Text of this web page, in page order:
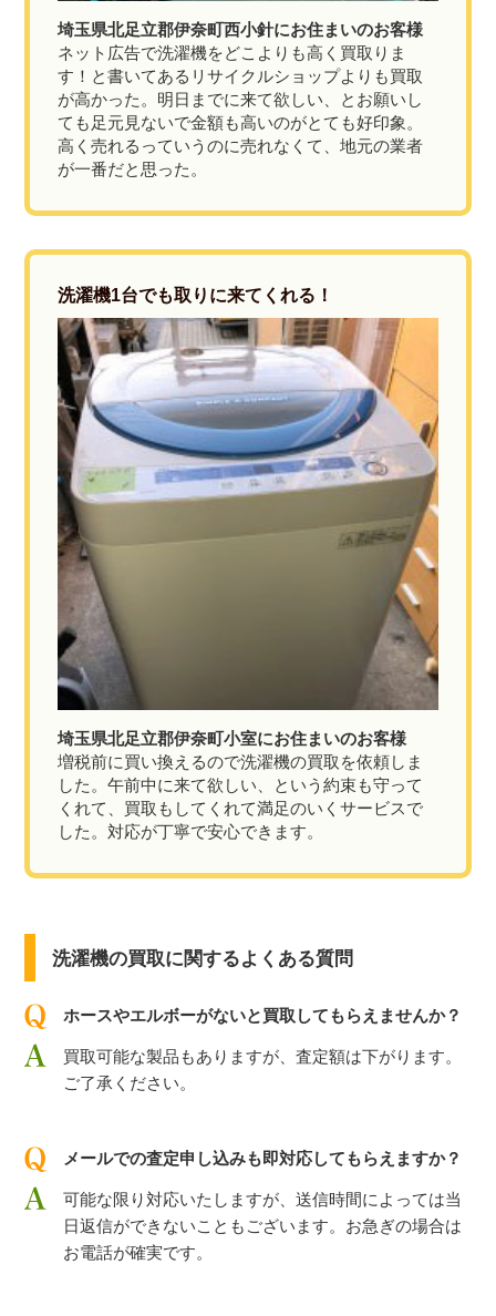
埼玉県北足立郡伊奈町西小針にお住まいのお客様
ネット広告で洗濯機をどこよりも高く買取りま
す！と書いてあるリサイクルショップよりも買取
が高かった。明日までに来て欲しい、とお願いし
ても足元見ないで金額も高いのがとても好印象。
高く売れるっていうのに売れなくて、地元の業者
が一番だと思った。
洗濯機1台でも取りに来てくれる！
埼玉県北足立郡伊奈町小室にお住まいのお客様
増税前に買い換えるので洗濯機の買取を依頼しま
した。午前中に来て欲しい、という約束も守って
くれて、買取もしてくれて満足のいくサービスで
した。対応が丁寧で安心できます。
洗濯機の買取に関するよくある質問
ホースやエルボーがないと買取してもらえませんか？
買取可能な製品もありますが、査定額は下がります。
ご了承ください。
メールでの査定申し込みも即対応してもらえますか？
可能な限り対応いたしますが、送信時間によっては当
日返信ができないこともございます。お急ぎの場合は
お電話が確実です。